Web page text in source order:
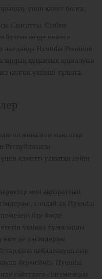
үшін қажет болса;
Саясатты, Сізбен
бұзған кезде немесе
жағдайда Hyundai Premium
құқықтық қорғалуын
келген үшінші тұлғаға.
ол жиналған мақсатқа
Республикасы
қажетті уақытқа дейін
мен ақпараттың
сондай-ақ Hyundai
бар бөгде
үшінші тұлғаларды
де рәсімдеріне
пайдаланушылар
бермейміз. Hyundai
сайттарға сілтемелерді